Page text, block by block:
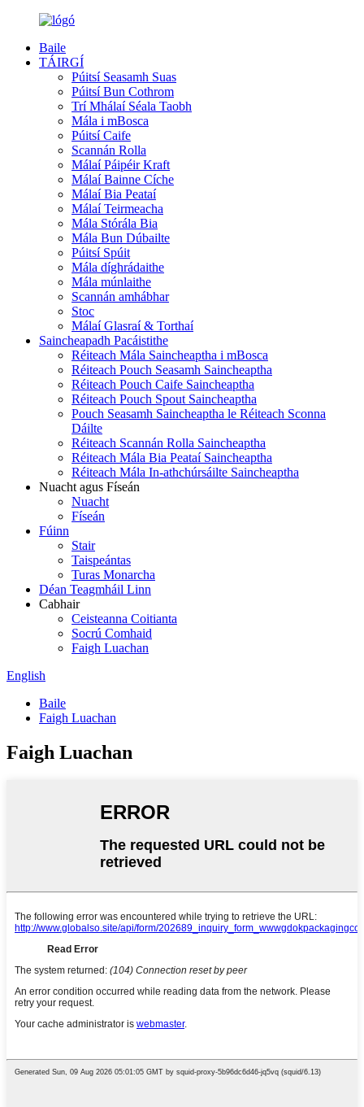
Baile
TÁIRGÍ
Púitsí Seasamh Suas
Púitsí Bun Cothrom
Trí Mhálaí Séala Taobh
Mála i mBosca
Púitsí Caife
Scannán Rolla
Málaí Páipéir Kraft
Málaí Bainne Cíche
Málaí Bia Peataí
Málaí Teirmeacha
Mála Stórála Bia
Mála Bun Dúbailte
Púitsí Spúit
Mála díghrádaithe
Mála múnlaithe
Scannán amhábhar
Stoc
Málaí Glasraí & Torthaí
Saincheapadh Pacáistithe
Réiteach Mála Saincheaptha i mBosca
Réiteach Pouch Seasamh Saincheaptha
Réiteach Pouch Caife Saincheaptha
Réiteach Pouch Spout Saincheaptha
Pouch Seasamh Saincheaptha le Réiteach Sconna
Dáilte
Réiteach Scannán Rolla Saincheaptha
Réiteach Mála Bia Peataí Saincheaptha
Réiteach Mála In-athchúrsáilte Saincheaptha
Nuacht agus Físeán
Nuacht
Físeán
Fúinn
Stair
Taispeántas
Turas Monarcha
Déan Teagmháil Linn
Cabhair
Ceisteanna Coitianta
Socrú Comhaid
Faigh Luachan
English
Baile
Faigh Luachan
Faigh Luachan